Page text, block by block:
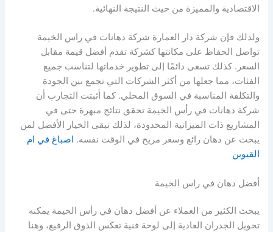
الاقتصادية والمميزة من حيث النتيجة النهائية.
ولذلك فإن شركة دار العمارة شركة دهانات في راس الخيمة
تواصل الحفاظ على مكانتها كشركة تقدم أفضل قيمة مقابل
السعر. كذلك تسعى دائمًا إلى تطوير خدماتها لتناسب جميع
الفئات، مما جعلها من أكثر الشركات التي تجمع بين الجودة
والتكلفة المناسبة في السوق المحلي. كما أثبتت التجارب أن
شركة دهانات في رأس الخيمة تحقق نتائج مبهرة حتى في
المشاريع ذات الميزانية المحدودة، لذلك تبقى الخيار الأفضل لمن
يبحث عن دهان رائع وسعر مريح في الوقت نفسه. اصباغ في ام
القيوين
أفضل دهان في راس الخيمة
يبحث الكثير من العملاء عن أفضل دهان في رأس الخيمة يمكنه
تحويل الجدران العادية إلى لوحة فنية تعكس الذوق الرفيع، وهنا